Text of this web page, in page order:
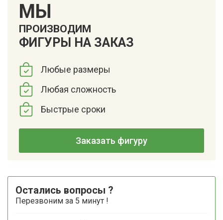
МЫ
ПРОИЗВОДИМ
ФИГУРЫ НА ЗАКАЗ
Любые размеры
Любая сложность
Быстрые сроки
Заказать фигуру
Остались вопросы ?
Перезвоним за 5 минут !